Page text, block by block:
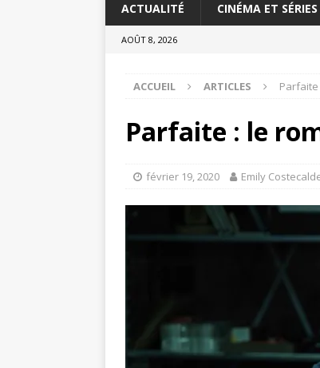
ACTUALITÉ CINÉMA ET SÉRIES
AOÛT 8, 2026
ACCUEIL ARTICLES Parfaite
Parfaite : le
février 19, 2020 Emily